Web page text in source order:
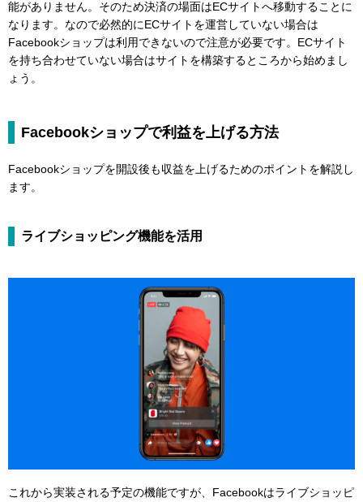
能がありません。そのため決済の場面はECサイトへ移動することに
なります。なので必然的にECサイトを運営していない場合は
Facebookショップは利用できないので注意が必要です。ECサイト
を持ち合わせていない場合はサイトを構築するところから始めまし
ょう。
Facebookショップで利益を上げる方法
Facebookショップを開設後も収益を上げるためのポイントを解説し
ます。
ライブショッピング機能を活用
これから実装される予定の機能ですが、Facebookはライブショッピ